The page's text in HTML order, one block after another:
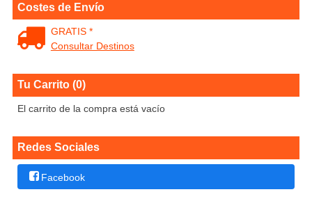
Costes de Envío
GRATIS *
Consultar Destinos
Tu Carrito (0)
El carrito de la compra está vacío
Redes Sociales
Facebook